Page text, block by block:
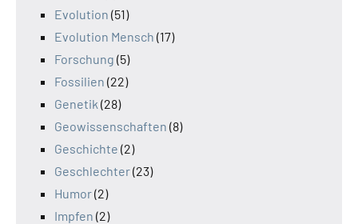
Evolution (51)
Evolution Mensch (17)
Forschung (5)
Fossilien (22)
Genetik (28)
Geowissenschaften (8)
Geschichte (2)
Geschlechter(23)
Humor(2)
Impfen (2)